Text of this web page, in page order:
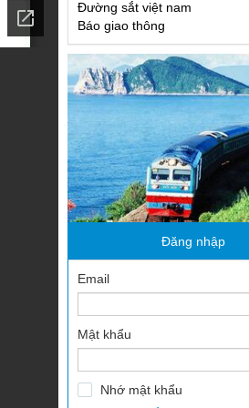
thanh niên
Đường sắt việt nam
Báo giao thông
Đăng nhập
Email
Mật khẩu
Nhớ mật khẩu